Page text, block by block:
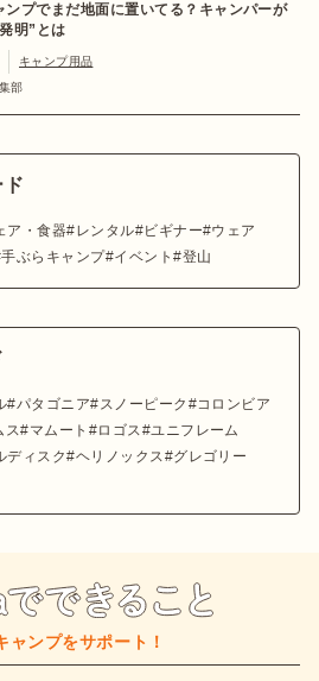
ンプでまだ地面に置いてる？キャンパーが
明”とは
キャンプ用品
部
ア・食器 レンタル ビギナー
ウェア
手ぶらキャンプ イベント 登山
パタゴニア スノーピーク
コロンビア
ス マムート ロゴス
ユニフレーム
ディスク ヘリノックス
グレゴリー
ャンプをサポート！